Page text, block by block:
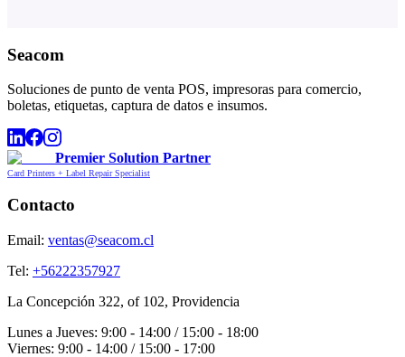
Seacom
Soluciones de punto de venta POS, impresoras para comercio,
boletas, etiquetas, captura de datos e insumos.
Premier Solution Partner
Card Printers + Label Repair Specialist
Contacto
Email: ventas@seacom.cl
Tel: +56222357927
La Concepción 322, of 102, Providencia
Lunes a Jueves: 9:00 - 14:00 / 15:00 - 18:00
Viernes: 9:00 - 14:00 / 15:00 - 17:00